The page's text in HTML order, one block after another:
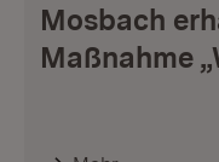
Mosbach
Maßnahme